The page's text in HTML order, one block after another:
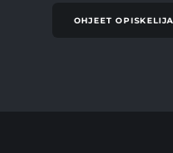
OHJEET